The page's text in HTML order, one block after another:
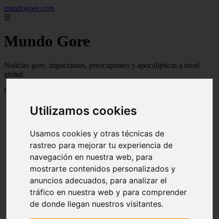
Utilizamos cookies
Usamos cookies y otras técnicas de
rastreo para mejorar tu experiencia de
navegación en nuestra web, para
mostrarte contenidos personalizados y
anuncios adecuados, para analizar el
tráfico en nuestra web y para comprender
de donde llegan nuestros visitantes.
mundogore.com
☰
Mundo Gore
Noticias gore, impactantes, preocupantes y apocalipticas a nivel
global
Mostrando 1 - 24 de 237 artículos